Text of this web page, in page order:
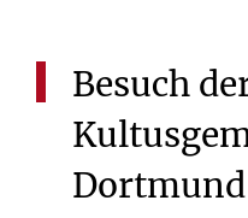
Besuch
Dortmund